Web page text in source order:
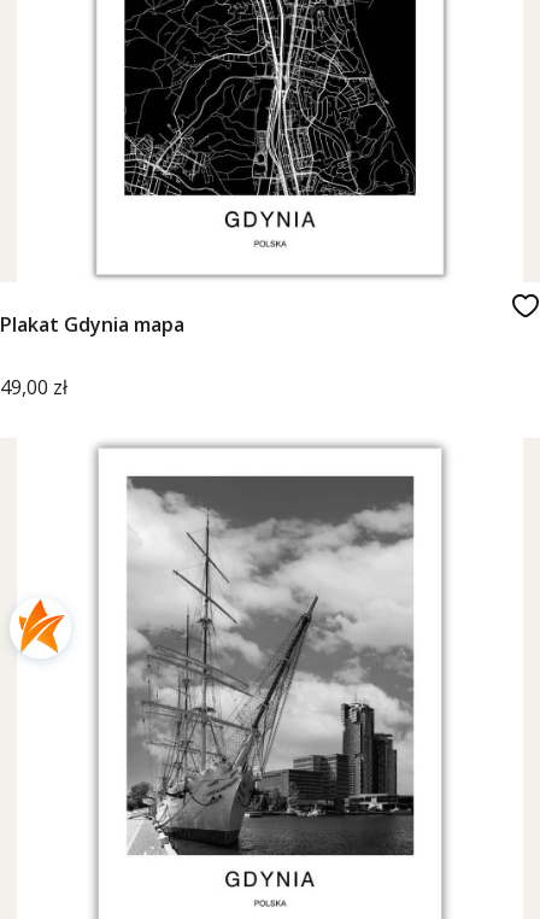
Plakat Gdynia mapa
Cena
49,00 zł